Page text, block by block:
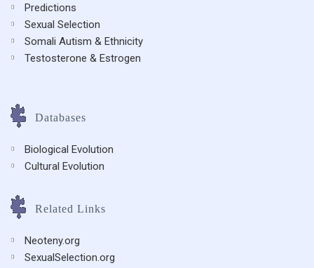
Predictions
Sexual Selection
Somali Autism & Ethnicity
Testosterone & Estrogen
Databases
Biological Evolution
Cultural Evolution
Related Links
Neoteny.org
SexualSelection.org